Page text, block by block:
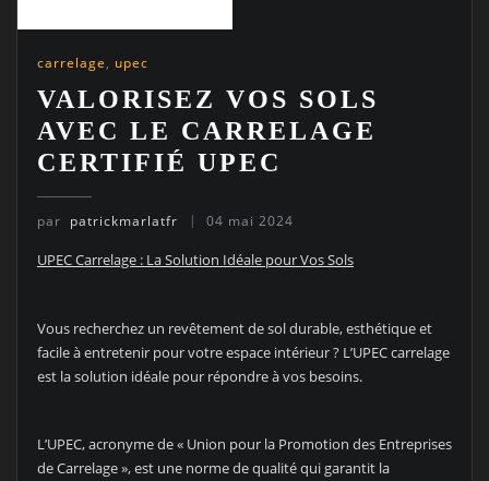
carrelage, upec
VALORISEZ VOS SOLS
AVEC LE CARRELAGE
CERTIFIÉ UPEC
par patrickmarlatfr 04 mai 2024
UPEC Carrelage : La Solution Idéale pour Vos Sols
Vous recherchez un revêtement de sol durable, esthétique et
facile à entretenir pour votre espace intérieur ? L’UPEC carrelage
est la solution idéale pour répondre à vos besoins.
L’UPEC, acronyme de « Union pour la Promotion des Entreprises
de Carrelage », est une norme de qualité qui garantit la